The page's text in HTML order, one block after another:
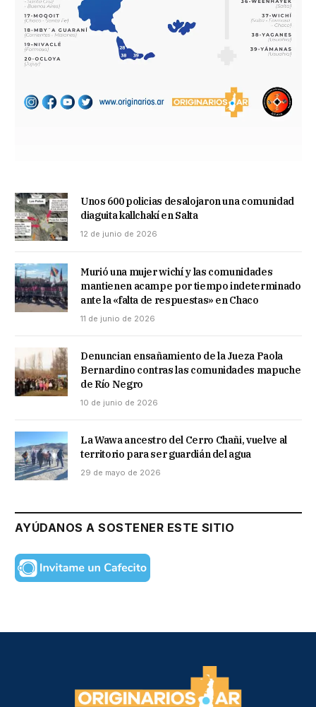
Unos 600 policias desalojaron una comunidad
diaguita kallchakí en Salta
12 de junio de 2026
Murió una mujer wichí y las comunidades
mantienen acampe por tiempo indeterminado
ante la «falta de respuestas» en Chaco
11 de junio de 2026
Denuncian ensañamiento de la Jueza Paola
Bernardino contras las comunidades mapuche
de Río Negro
10 de junio de 2026
La Wawa ancestro del Cerro Chañi, vuelve al
territorio para ser guardián del agua
29 de mayo de 2026
AYÚDANOS A SOSTENER ESTE SITIO